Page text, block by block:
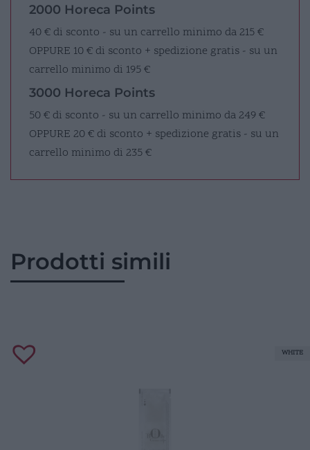
2000 Horeca Points
40 € di sconto - su un carrello minimo da 215 €
OPPURE 10 € di sconto + spedizione gratis - su un
carrello minimo di 195 €
3000 Horeca Points
50 € di sconto - su un carrello minimo da 249 €
OPPURE 20 € di sconto + spedizione gratis - su un
carrello minimo di 235 €
Prodotti simili
WHITE